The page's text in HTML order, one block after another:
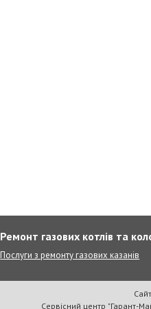
Ремонт газових котлів та
Послуги з ремонту газових казанів